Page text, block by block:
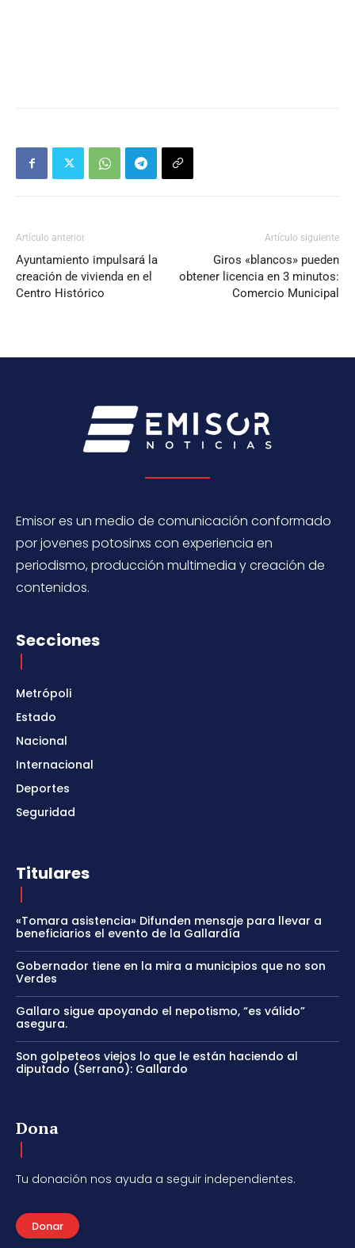
Artículo anterior
Ayuntamiento impulsará la
creación de vivienda en el
Centro Histórico
Artículo siguiente
Giros «blancos» pueden
obtener licencia en 3 minutos:
Comercio Municipal
Emisor es un medio de comunicación conformado
por jovenes potosinxs con experiencia en
periodismo, producción multimedia y creación de
contenidos.
Secciones
Metrópoli
Estado
Nacional
Internacional
Deportes
Seguridad
Titulares
«Tomara asistencia» Difunden mensaje para llevar a
beneficiarios el evento de la Gallardía
Gobernador tiene en la mira a municipios que no son
Verdes
Gallaro sigue apoyando el nepotismo, “es válido”
asegura.
Son golpeteos viejos lo que le están haciendo al
diputado (Serrano): Gallardo
Dona
Tu donación nos ayuda a seguir independientes.
Donar